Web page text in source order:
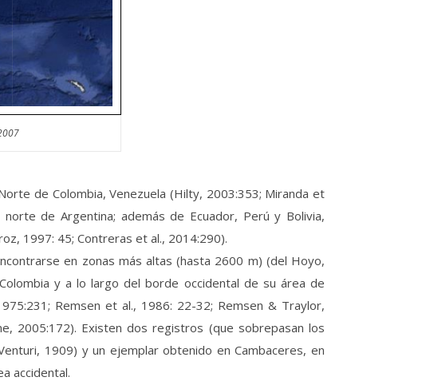
de Colombia, Venezuela (Hilty, 2003:353; Miranda et
norte de Argentina; además de Ecuador, Perú y Bolivia,
1997: 45; Contreras et al., 2014:290).
en zonas más altas (hasta 2600 m) (del Hoyo,
y a lo largo del borde occidental de su área de
Remsen et al., 1986: 22-32; Remsen & Traylor,
2005:172). Existen dos registros (que sobrepasan los
1909) y un ejemplar obtenido en Cambaceres, en
accidental.